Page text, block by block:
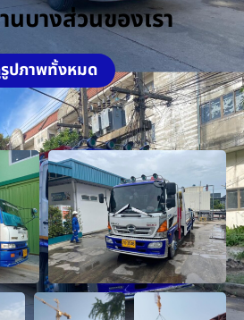
บางส่วนของเรา
ปภาพทั้งหมด